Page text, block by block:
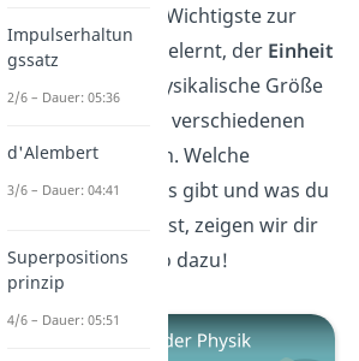
Du hast nun das Wichtigste zur
Einheit Newton gelernt, der Einheit
der Kraft
. Die physikalische Größe
kann in verschiedenen
Formen auftreten. Welche
Kraftarten es alles gibt und was du
dazu wissen musst, zeigen wir dir
in unserem Video dazu!
Impulserhaltun
gssatz
2/6 – Dauer: 05:36
d'Alembert
3/6 – Dauer: 04:41
Superpositions
prinzip
4/6 – Dauer: 05:51